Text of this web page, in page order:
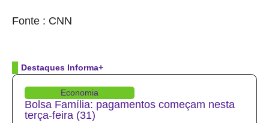
Fonte : CNN
Destaques Informa+
Economia
Bolsa Família: pagamentos começam nesta
terça-feira (31)